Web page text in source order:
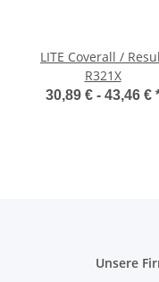
LITE Coverall /
R321X
30,89 € - 43,46 €
Unsere